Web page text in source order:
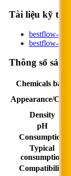
Tài liệu kỹ
bestflow-
bestflow-
Thông số sản
Chemicals base
Appearance/Color
Density
pH
Consumption
Typical
consumption
Compatibility